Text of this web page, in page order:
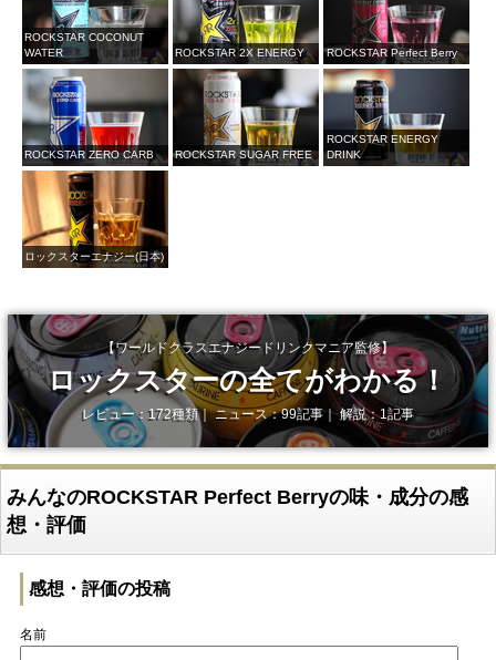
ROCKSTAR COCONUT
WATER
ROCKSTAR 2X ENERGY ROCKSTAR Perfect Berry
ROCKSTAR ZERO CARB ROCKSTAR SUGAR FREE
ROCKSTAR ENERGY
DRINK
ロックスターエナジー(日本)
【ワールドクラスエナジードリンクマニア監修】
ロックスターの全てがわかる！
レビュー：172種類｜ ニュース：99記事｜ 解説：1記事
みんなのROCKSTAR Perfect Berryの味・成分の感
想・評価
感想・評価の投稿
名前